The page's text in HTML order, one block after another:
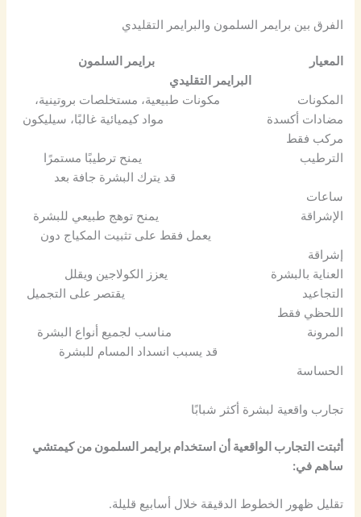
الفرق بين برايمر السلمون والبرايمر التقليدي
المعيار برايمر السلمون
البرايمر التقليدي
المكونات مكونات طبيعية، مستخلصات بروتينية،
مضادات أكسدة مواد كيميائية غالبًا، سيليكون
مركب فقط
الترطيب يمنح ترطيبًا مستمرًا
قد يترك البشرة جافة بعد
ساعات
الإشراقة يمنح توهج طبيعي للبشرة
يعمل فقط على تثبيت المكياج دون
إشراقة
العناية بالبشرة يعزز الكولاجين ويقلل
التجاعيد يقتصر على التجميل
اللحظي فقط
المرونة مناسب لجميع أنواع البشرة
قد يسبب انسداد المسام للبشرة
الحساسة
تجارب واقعية لبشرة أكثر شبابًا
أثبتت التجارب الواقعية أن استخدام برايمر السلمون من كيمتشي
ساهم في:
تقليل ظهور الخطوط الدقيقة خلال أسابيع قليلة.